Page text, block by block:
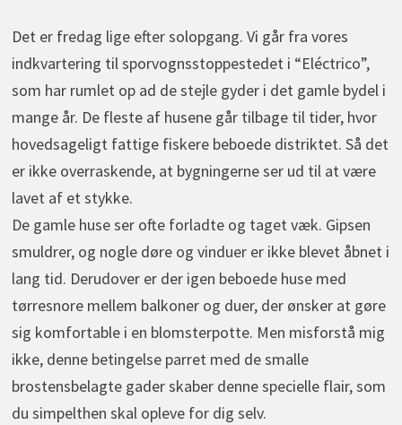
Det er fredag lige efter solopgang. Vi går fra vores
indkvartering til sporvognsstoppestedet i “Eléctrico”,
som har rumlet op ad de stejle gyder i det gamle bydel i
mange år. De fleste af husene går tilbage til tider, hvor
hovedsageligt fattige fiskere beboede distriktet. Så det
er ikke overraskende, at bygningerne ser ud til at være
lavet af et stykke.
De gamle huse ser ofte forladte og taget væk. Gipsen
smuldrer, og nogle døre og vinduer er ikke blevet åbnet i
lang tid. Derudover er der igen beboede huse med
tørresnore mellem balkoner og duer, der ønsker at gøre
sig komfortable i en blomsterpotte. Men misforstå mig
ikke, denne betingelse parret med de smalle
brostensbelagte gader skaber denne specielle flair, som
du simpelthen skal opleve for dig selv.